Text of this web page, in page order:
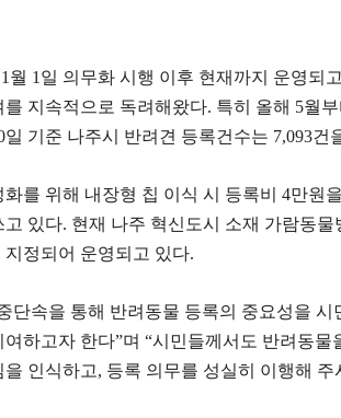
월 1일 의무화 시행 이후 현재까지 운영되
지속적으로 독려해왔다. 특히 올해 5월
일 기준 나주시 반려견 등록건수는 7,093건
를 위해 내장형 칩 이식 시 등록비 4만원
있다. 현재 나주 혁신도시 소재 가람동
정되어 운영되고 있다.
단속을 통해 반려동물 등록의 중요성을
하고자 한다”며 “시민들께서도 반려동
인식하고, 등록 의무를 성실히 이행해 주